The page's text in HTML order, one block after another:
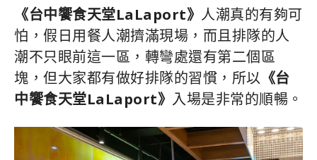
《台中饗食天堂LaLaport》 人潮真的有夠可
怕，假日用餐人潮擠滿現場，而且排隊的人
潮不只眼前這一區，轉彎處還有第二個區
塊，但大家都有做好排隊的習慣，所以 《台
中饗食天堂LaLaport》 入場是非常的順暢。